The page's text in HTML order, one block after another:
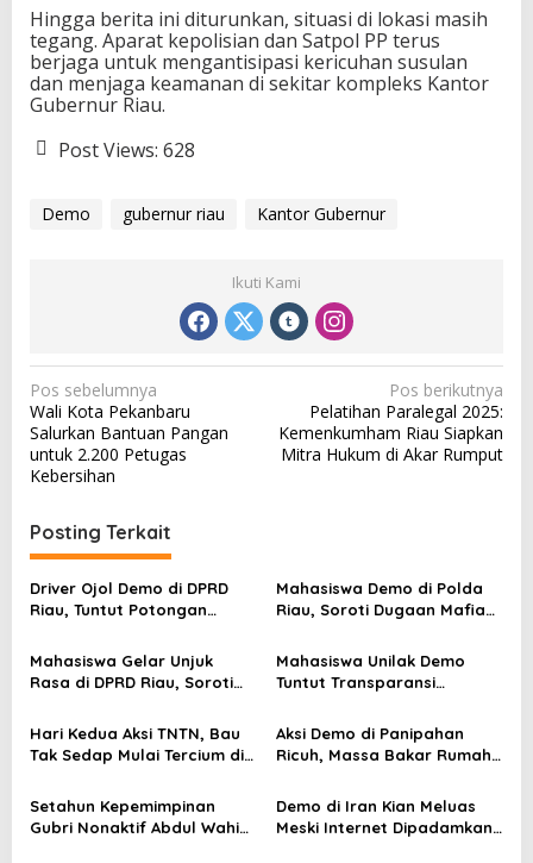
Hingga berita ini diturunkan, situasi di lokasi masih
tegang. Aparat kepolisian dan Satpol PP terus
berjaga untuk mengantisipasi kericuhan susulan
dan menjaga keamanan di sekitar kompleks Kantor
Gubernur Riau.
Post Views: 628
Demo gubernur riau Kantor Gubernur
Ikuti Kami
N
a
v
i
g
a
s
i
p
o
s
Pos sebelumnya
Wali Kota Pekanbaru
Salurkan Bantuan Pangan
untuk 2.200 Petugas
Kebersihan
Pos berikutnya
Pelatihan Paralegal 2025:
Kemenkumham Riau Siapkan
Mitra Hukum di Akar Rumput
Posting Terkait
Driver Ojol Demo di DPRD
Riau, Tuntut Potongan
Mahasiswa Demo di Polda
Riau, Soroti Dugaan Mafia
Dumai
Mahasiswa Gelar Unjuk
Rasa di DPRD Riau, Soroti
Ketenagakerjaan
Mahasiswa Unilak Demo
Tuntut Transparansi
Hari Kedua Aksi TNTN, Bau
Tak Sedap Mulai Tercium di
Aksi Demo di Panipahan
Ricuh, Massa Bakar Rumah
Narkoba
Setahun Kepemimpinan
Gubri Nonaktif Abdul Wahid
Demo di Iran Kian Meluas
Meski Internet Dipadamkan,